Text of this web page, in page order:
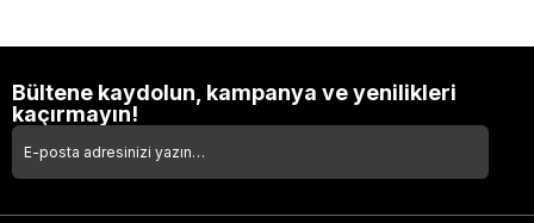
Bültene kaydolun, kampanya ve yenilikleri
kaçırmayın!